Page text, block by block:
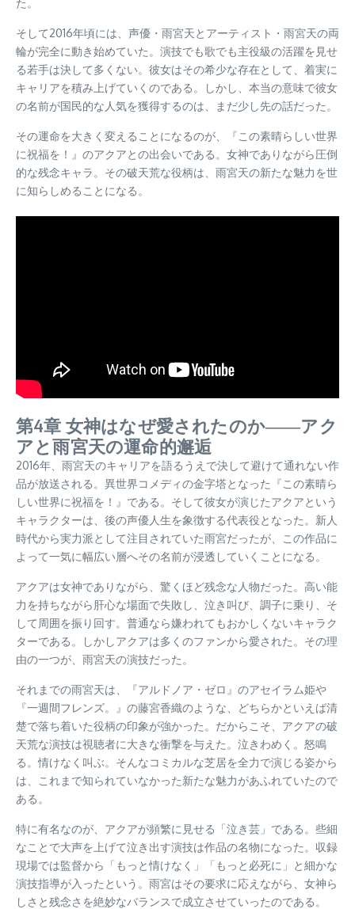
た。
そして2016年頃には、声優・雨宮天とアーティスト・雨宮天の両
輪が完全に動き始めていた。演技でも歌でも主役級の活躍を見せ
る若手は決して多くない。彼女はその希少な存在として、着実に
キャリアを積み上げていくのである。しかし、本当の意味で彼女
の名前が国民的な人気を獲得するのは、まだ少し先の話だった。
その運命を大きく変えることになるのが、『この素晴らしい世界
に祝福を！』のアクアとの出会いである。女神でありながら圧倒
的な残念キャラ。その破天荒な役柄は、雨宮天の新たな魅力を世
に知らしめることになる。
第4章 女神はなぜ愛されたのか――アク
アと雨宮天の運命的邂逅
2016年、雨宮天のキャリアを語るうえで決して避けて通れない作
品が放送される。異世界コメディの金字塔となった『この素晴ら
しい世界に祝福を！』である。そして彼女が演じたアクアという
キャラクターは、後の声優人生を象徴する代表役となった。新人
時代から実力派として注目されていた雨宮だったが、この作品に
よって一気に幅広い層へその名前が浸透していくことになる。
アクアは女神でありながら、驚くほど残念な人物だった。高い能
力を持ちながら肝心な場面で失敗し、泣き叫び、調子に乗り、そ
して周囲を振り回す。普通なら嫌われてもおかしくないキャラク
ターである。しかしアクアは多くのファンから愛された。その理
由の一つが、雨宮天の演技だった。
それまでの雨宮天は、『アルドノア・ゼロ』のアセイラム姫や
『一週間フレンズ。』の藤宮香織のような、どちらかといえば清
楚で落ち着いた役柄の印象が強かった。だからこそ、アクアの破
天荒な演技は視聴者に大きな衝撃を与えた。泣きわめく。怒鳴
る。情けなく叫ぶ。そんなコミカルな芝居を全力で演じる姿から
は、これまで知られていなかった新たな魅力があふれていたので
ある。
特に有名なのが、アクアが頻繁に見せる「泣き芸」である。些細
なことで大声を上げて泣き出す演技は作品の名物になった。収録
現場では監督から「もっと情けなく」「もっと必死に」と細かな
演技指導が入ったという。雨宮はその要求に応えながら、女神ら
しさと残念さを絶妙なバランスで成立させていったのである。